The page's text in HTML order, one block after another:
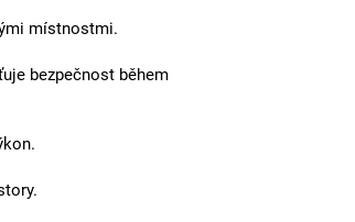
místnostmi.
bezpečnost během